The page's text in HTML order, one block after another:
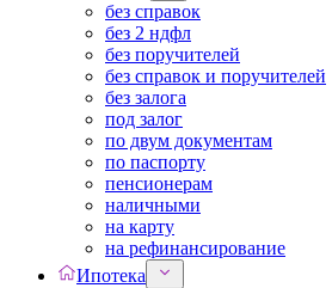
без справок
без 2 ндфл
без поручителей
без справок и поручителей
без залога
под залог
по двум документам
по паспорту
пенсионерам
наличными
на карту
на рефинансирование
Ипотека